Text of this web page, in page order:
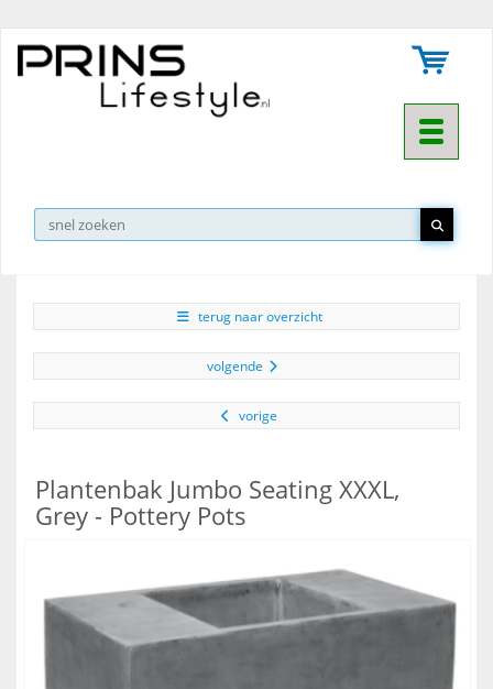
Toggle
▼
terug naar overzicht
volgende
vorige
Plantenbak Jumbo Seating XXXL,
Grey - Pottery Pots